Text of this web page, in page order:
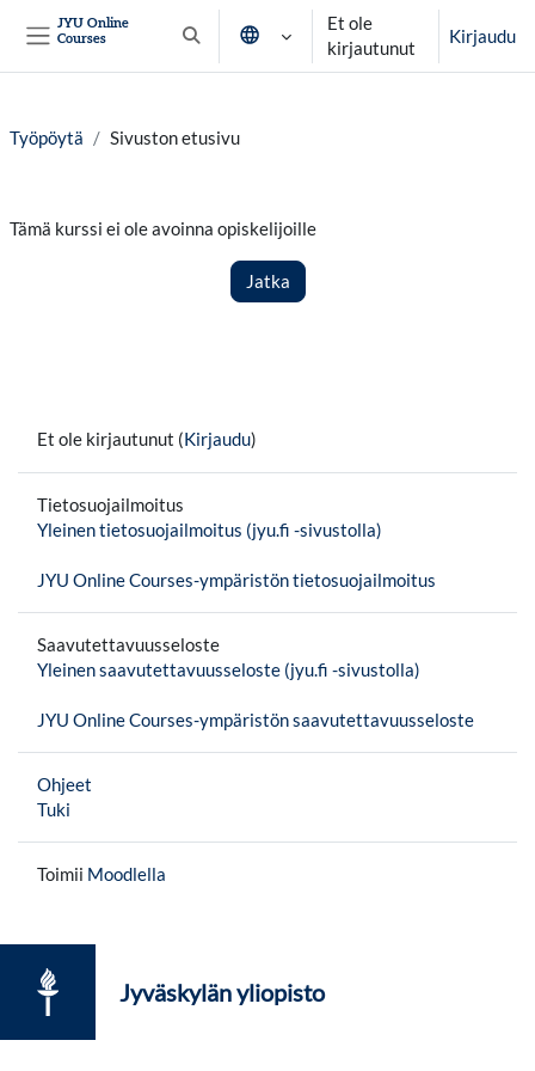
JYU Online
Courses
Vaihda hakusyöttöä
Et ole
kirjautunut
Kirjaudu
Työpöytä Sivuston etusivu
Tämä kurssi ei ole avoinna opiskelijoille
Jatka
Et ole kirjautunut (Kirjaudu)
Tietosuojailmoitus
Yleinen tietosuojailmoitus (jyu.fi -sivustolla)
JYU Online Courses-ympäristön tietosuojailmoitus
Saavutettavuusseloste
Yleinen saavutettavuusseloste (jyu.fi -sivustolla)
JYU Online Courses-ympäristön saavutettavuusseloste
Ohjeet
Tuki
Toimii Moodlella
Jyväskylän yliopisto